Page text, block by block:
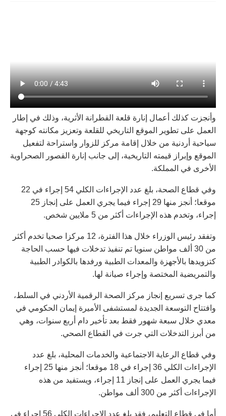
وأنجزت كذلك أعمال إنارة قلعة القطرانة الأثرية، وذلك في إطار
العمل على تطوير الموقع التاريخي للقلعة وتعزيز مكانته كوجهة
سياحية أردنية من خلال إقامة مركز للزوار واستراحة لتفعيل
الموقع وإبراز قيمته التاريخية، إلى جانب إنارة القصور الصحراوية
الأخرى في المملكة.
وفي قطاع الصحة، بلغ عدد الإجراءات الكلي 54 إجراء في 22
موقعا؛ أنجز منها 29 إجراء فيما يجري العمل على إنجاز 25
إجراء، وتخدم هذه الإجراءات أكثر من 5 ملايين شخص.
وتفقد رئيس الوزراء خلال هذا الفترة، 12 مركزا صحيا تخدم أكثر
من 30 ألف مواطن سنويا تم تنفيذ تدخلات فيها حسب الحاجة
كتزويدها بالأجهزة والمعدات الطبية ورفدها بالكوادر الطبية
والتمريضية المختصة وإجراء صيانة لها.
كما جرى تسريع إنجاز مركز الصحة الرقمية الأردني في السلط،
وافتتاح التوسعة الجديدة لمستشفى الأميرة إيمان الحكومي في
معدي خلال سبعة شهور فقط بعد تأخير دام أربع سنوات، وهي
من أبرز التدخلات التي جرت في القطاع الصحي.
وفي قطاع الرعاية الاجتماعية والخدمات المحلية، بلغ عدد
الإجراءات الكلي 36 إجراء في 18 موقعا؛ أنجز منها 25 إجراء
فيما يجري العمل على إنجاز 11 إجراء، ويستفيد من هذه
الإجراءات أكثر من 300 ألف مواطن.
أما في قطاع التعليم، فقد بلغ عدد الإجراءات الكلي 56 إجراء في